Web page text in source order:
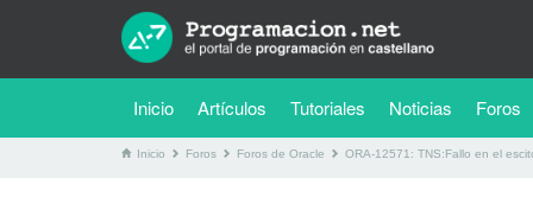
Inicio Artículos Tutoriales (current)
Noticias Foros
Inicio Foros Foros de Oracle ORA-12571: TNS:Fallo en el